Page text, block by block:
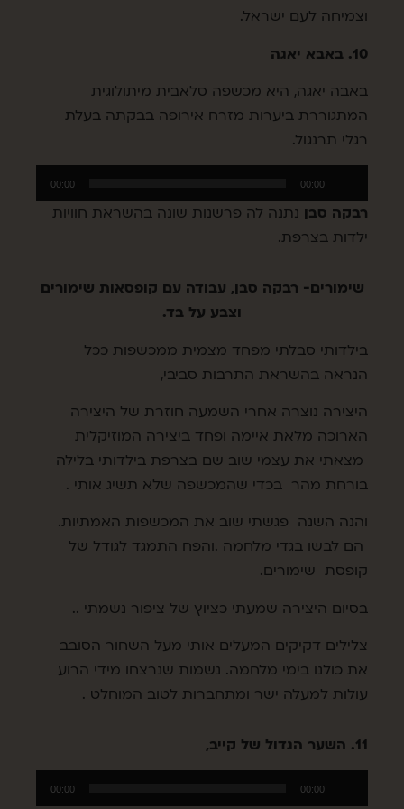
וצמיחה לעם ישראל.
10. באבא יאגה
באבה יאגה, היא מכשפה סלאבית מיתולוגית
המתגוררת ביערות מזרח אירופה בבקתה בעלת
רגלי תרנגול.
אודיו
00:00
00:00
רבקה סבן נתנה לה פרשנות שונה בהשראת חוויות
ילדות בצרפת.
שימורים- רבקה סבן, עבודה עם קופסאות שימורים
וצבע על בד.
בילדותי סבלתי מפחד מצמית ממכשפות ככל
הנראה בהשראת התרבות סביבי,
היצירה נוצרה אחרי השמעה חוזרת של היצירה
הארוכה מלאת איימה ופחד ביצירה המוזיקלית
מצאתי את עצמי שוב שם בצרפת בילדותי בלילה
בורחת מהר בכדי שהמכשפה שלא תשיג אותי .
והנה השנה פגשתי שוב את המכשפות האמתיות.
הם לבשו בגדי מלחמה .והפח התמגד לגודל של
קופסת שימורים.
בסיום היצירה שמעתי כציוץ של ציפור נשמתי ..
צלילים דקיקים המעלים אותי מעל השחור הסובב
את כולנו בימי מלחמה. נשמות שנרצחו מידי הרוע
עולות למעלה ישר ומתחברות לטוב המוחלט .
11. השער הגדול של קייב,
00:00
00:00